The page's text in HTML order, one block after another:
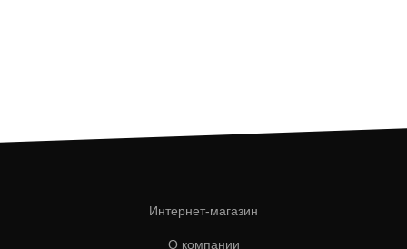
Интернет-магазин
О компании